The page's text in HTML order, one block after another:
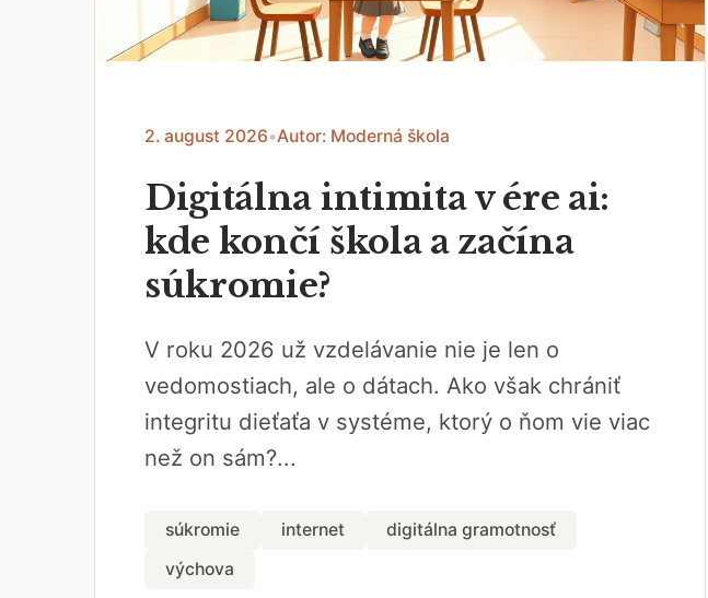
2. august 2026•Autor: Moderná škola
Digitálna intimita v ére ai:
kde končí škola a začína
súkromie?
V roku 2026 už vzdelávanie nie je len o
vedomostiach, ale o dátach. Ako však chrániť
integritu dieťaťa v systéme, ktorý o ňom vie viac
než on sám?...
súkromie internet
digitálna gramotnosť
výchova